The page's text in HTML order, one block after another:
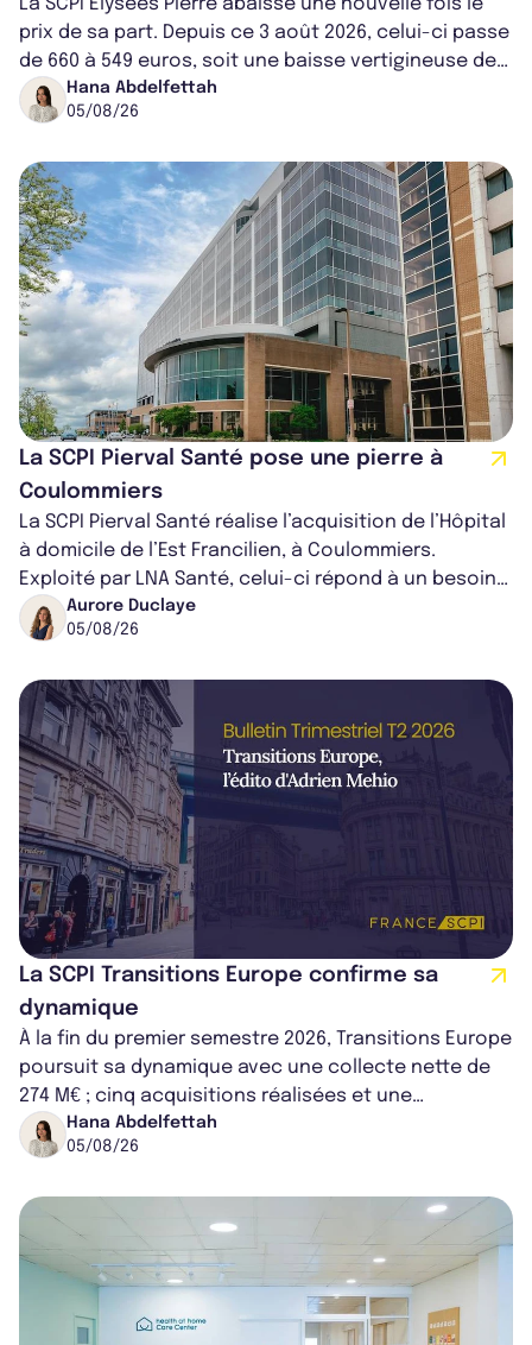
La SCPI Elysées Pierre abaisse une nouvelle fois le
prix de sa part. Depuis ce 3 août 2026, celui-ci passe
de 660 à 549 euros, soit une baisse vertigineuse de
16,82%. Cette nouvell...
Hana Abdelfettah
05/08/26
La SCPI Pierval Santé pose une pierre à
Coulommiers
La SCPI Pierval Santé réalise l’acquisition de l’Hôpital
à domicile de l’Est Francilien, à Coulommiers.
Exploité par LNA Santé, celui-ci répond à un besoin
médical croissant, qui s...
Aurore Duclaye
05/08/26
La SCPI Transitions Europe confirme sa
dynamique
À la fin du premier semestre 2026, Transitions Europe
poursuit sa dynamique avec une collecte nette de
274 M€ ; cinq acquisitions réalisées et une
capitalisation portée à 1,38 Md€....
Hana Abdelfettah
05/08/26